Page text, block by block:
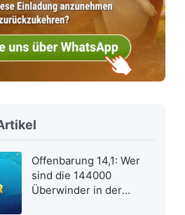
Offenbarung 14,1: Wer
sind die 144000
Überwinder in der